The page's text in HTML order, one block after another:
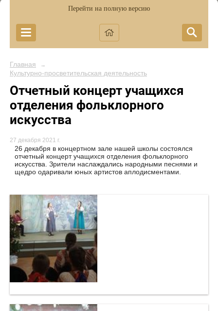
Перейти на полную версию
Главная →
Культурно-просветительская деятельность
Отчетный концерт учащихся
отделения фольклорного
искусства
27 декабря 2021 г.
26 декабря в концертном зале нашей школы состоялся
отчетный концерт учащихся отделения фольклорного
искусства. Зрители наслаждались народными песнями и
щедро одаривали юных артистов аплодисментами.